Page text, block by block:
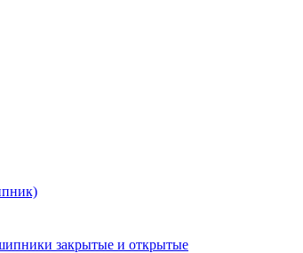
закрытые и открытые